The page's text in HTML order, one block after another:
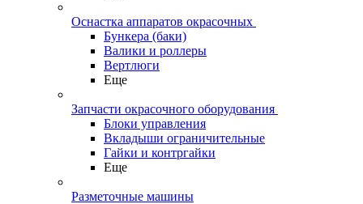
Оснастка аппаратов окрасочных
Бункера (баки)
Валики и роллеры
Вертлюги
Еще
Запчасти окрасочного оборудования
Блоки управления
Вкладыши ограничительные
Гайки и контргайки
Еще
Разметочные машины